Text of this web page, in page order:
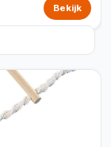
Bekijk